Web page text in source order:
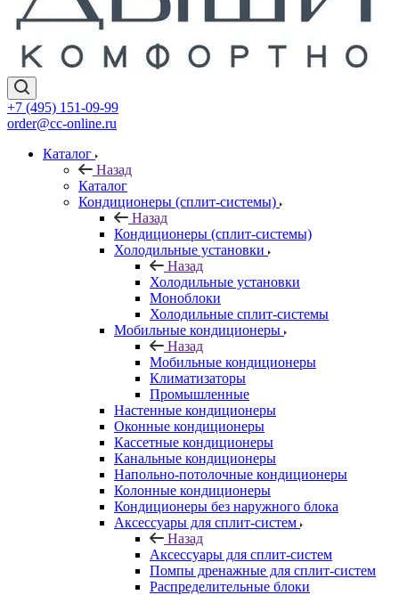
+7 (495) 151-09-99
order@cc-online.ru
Каталог
Назад
Каталог
Кондиционеры (сплит-системы)
Назад
Кондиционеры (сплит-системы)
Холодильные установки
Назад
Холодильные установки
Моноблоки
Холодильные сплит-системы
Мобильные кондиционеры
Назад
Мобильные кондиционеры
Климатизаторы
Промышленные
Настенные кондиционеры
Оконные кондиционеры
Кассетные кондиционеры
Канальные кондиционеры
Напольно-потолочные кондиционеры
Колонные кондиционеры
Кондиционеры без наружного блока
Аксессуары для сплит-систем
Назад
Аксессуары для сплит-систем
Помпы дренажные для сплит-систем
Распределительные блоки